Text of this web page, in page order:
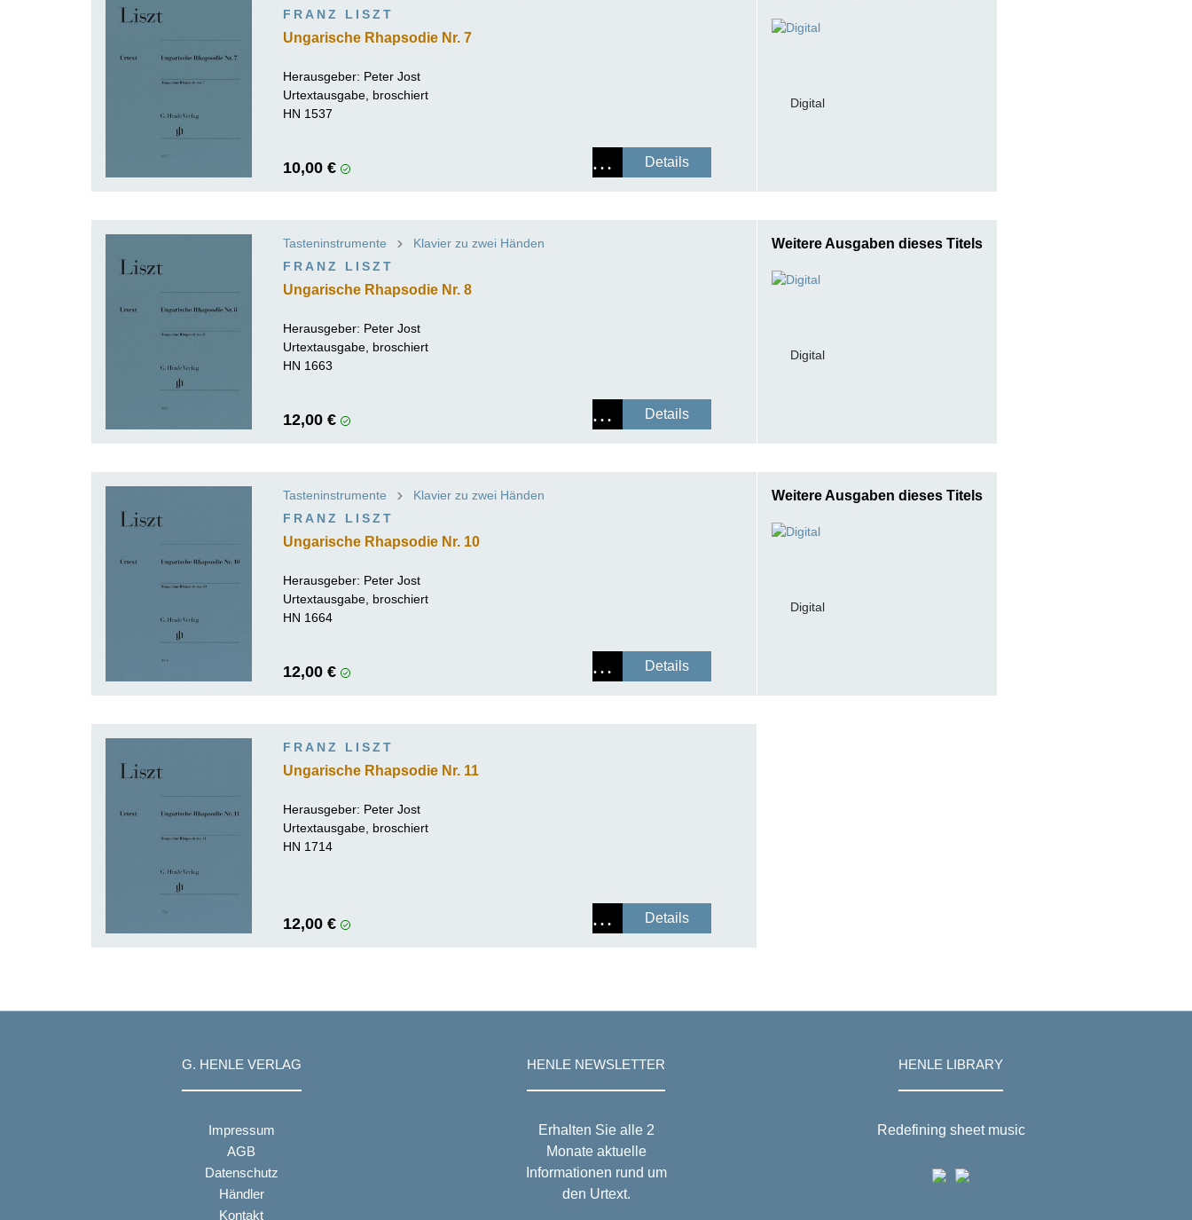
FRANZ LISZT
Ungarische Rhapsodie Nr. 7
Herausgeber: Peter Jost
Urtextausgabe, broschiert
HN 1537
10,00 € Details
Digital
Tasteninstrumente
Klavier zu zwei Händen
FRANZ LISZT
Ungarische Rhapsodie Nr. 8
Herausgeber: Peter Jost
Urtextausgabe, broschiert
HN 1663
12,00 € Details
Weitere Ausgaben dieses Titels
Digital
Tasteninstrumente
Klavier zu zwei Händen
FRANZ LISZT
Ungarische Rhapsodie Nr. 10
Herausgeber: Peter Jost
Urtextausgabe, broschiert
HN 1664
12,00 € Details
Weitere Ausgaben dieses Titels
Digital
FRANZ LISZT
Ungarische Rhapsodie Nr. 11
Herausgeber: Peter Jost
Urtextausgabe, broschiert
HN 1714
12,00 € Details
G. HENLE VERLAG
Impressum
AGB
Datenschutz
Händler
Kontakt
HENLE NEWSLETTER
Erhalten Sie alle 2
Monate aktuelle
Informationen rund um
den Urtext.
HENLE LIBRARY
Redefining sheet music